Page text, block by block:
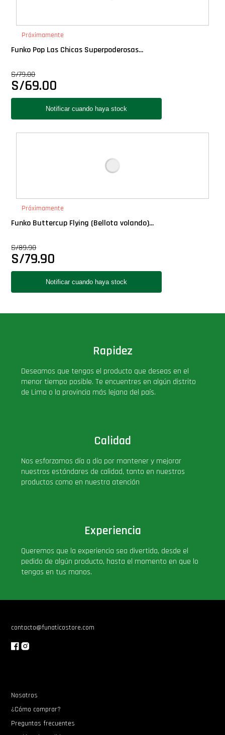
PRÓXIMAMENTE
Star Wars Oferta
Próximamente
Funko Pop Las Chicas Superpoderosas...
S/79.00
S/69.00
Próximamente
Funko Buttercup Flying (Bellota volando)...
S/89.90
S/79.90
Rapidez
Deseamos que tengas el producto que deseas en el
menor tiempo posible. Te encuentres en algún distrito
de Lima o la provincia más lejana del país.
Calidad
Nos esforzamos día a día por mantener y mejorar
nuestros estándares de calidad, tanto en nuestros
productos como en nuestra atención
Experiencia
Queremos que la experiencia sea divertida, desde el
pedido de algún producto, hasta el momento en que lo
tengas en tus manos.
contacto@funaticostore.com
Nosotros
¿Cómo comprar?
Preguntas frecuentes